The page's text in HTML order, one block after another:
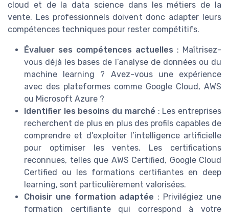
cloud et de la data science dans les métiers de la
vente. Les professionnels doivent donc adapter leurs
compétences techniques pour rester compétitifs.
Évaluer ses compétences actuelles : Maîtrisez-
vous déjà les bases de l’analyse de données ou du
machine learning ? Avez-vous une expérience
avec des plateformes comme Google Cloud, AWS
ou Microsoft Azure ?
Identifier les besoins du marché : Les entreprises
recherchent de plus en plus des profils capables de
comprendre et d’exploiter l’intelligence artificielle
pour optimiser les ventes. Les certifications
reconnues, telles que AWS Certified, Google Cloud
Certified ou les formations certifiantes en deep
learning, sont particulièrement valorisées.
Choisir une formation adaptée : Privilégiez une
formation certifiante qui correspond à votre